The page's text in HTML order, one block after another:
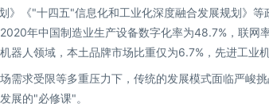
》《"十四五"信息化和工业化深度融合发展规划》等
年中国制造业生产设备数字化率为48.7%，联网
器人领域，本土品牌市场比重仅为6.7%，先进工业
需求受限等多重压力下，传统的发展模式面临严峻
展的"必修课"。